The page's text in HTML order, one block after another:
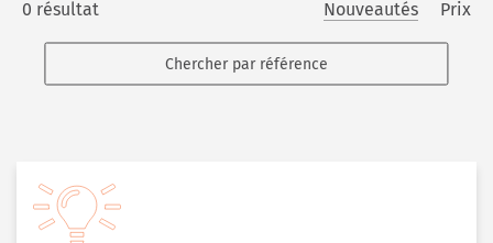
0 résultat Nouveautés Prix
Chercher par référence